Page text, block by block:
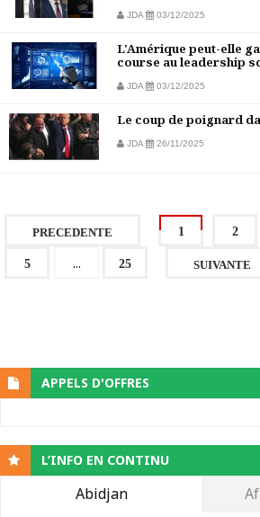
JDA 03/12/2025
L'Amérique peut-elle
course au leadership
JDA 03/12/2025
Le coup de poignard
JDA 26/11/2025
PRECEDENTE 1 2
5 ... 25 SUIVANTE
APPELS D'OFFRES
L’INFO EN CONTINU
Abidjan